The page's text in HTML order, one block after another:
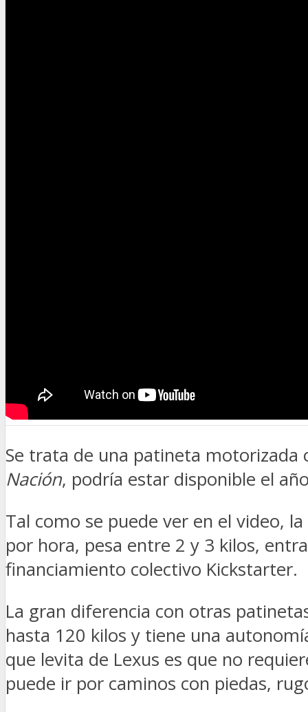
Se trata de una patineta motorizada
Nación, podría estar disponible el
Tal como se puede ver en el video,
por hora, pesa entre 2 y 3 kilos,
financiamiento colectivo Kickstarter.
La gran diferencia con otras
hasta 120 kilos y tiene una
que levita de Lexus es que no
puede ir por caminos con piedas,